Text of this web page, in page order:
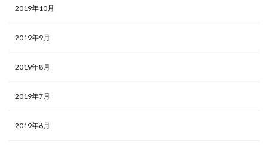
2019年10月
2019年9月
2019年8月
2019年7月
2019年6月